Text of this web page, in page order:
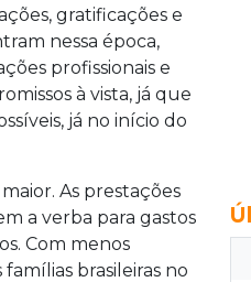
gratificações e
nessa época,
profissionais e
à vista, já que
já no início do
As prestações
a verba para gastos
Com menos
brasileiras no